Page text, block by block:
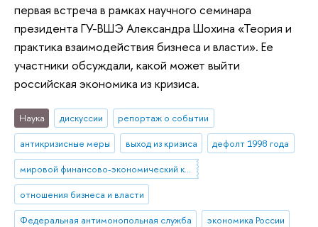
первая встреча в рамках научного семинара
президента ГУ-ВШЭ Александра Шохина «Теория и
практика взаимодействия бизнеса и власти». Ее
участники обсуждали, какой может выйти
российская экономика из кризиса.
Наука дискуссии
репортаж о событии
антикризисные меры
выход из кризиса
дефолт 1998 года
мировой финансово-экономический кризис
отношения бизнеса и власти
Федеральная антимонопольная служба
экономика России